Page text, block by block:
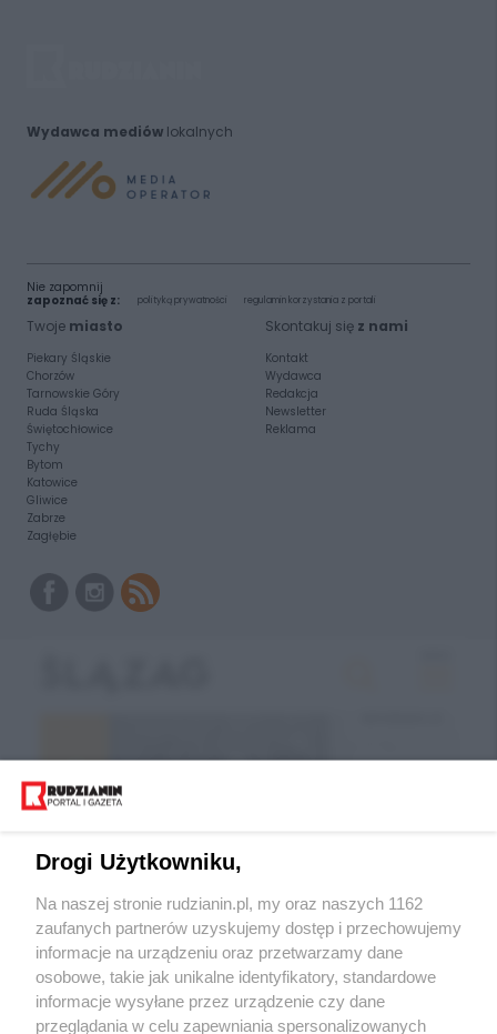
Wydawca mediówlokalnych
Nie zapomnij
zapoznać się z:
polityką prywatności regulamin korzystania z portali
Twoje miasto
Piekary Śląskie
Chorzów
Tarnowskie Góry
Ruda Śląska
Świętochłowice
Tychy
Bytom
Katowice
Gliwice
Zabrze
Zagłębie
Skontakuj się z nami
Kontakt
Wydawca
Redakcja
Newsletter
Reklama
Wróć do strony głównej
ślązag.pl
Drogi Użytkowniku,
Na naszej stronie rudzianin.pl, my oraz naszych 1162
zaufanych partnerów uzyskujemy dostęp i przechowujemy
informacje na urządzeniu oraz przetwarzamy dane
osobowe, takie jak unikalne identyfikatory, standardowe
informacje wysyłane przez urządzenie czy dane
przeglądania w celu zapewniania spersonalizowanych